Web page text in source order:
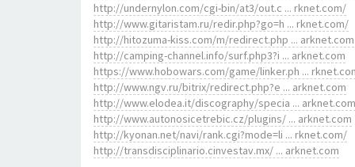
http://undernylon.com/cgi-bin/at3/out.c ... rknet.com/
http://www.gitaristam.ru/redir.php?go=h ... rknet.com/
http://hitozuma-kiss.com/m/redirect.php ... arknet.com
http://camping-channel.info/surf.php3?i ... arknet.com
https://www.hobowars.com/game/linker.ph ...
http://www.ngv.ru/bitrix/redirect.php?e ... arknet.com
http://www.elodea.it/discography/specia ... arknet.com
http://www.autonosicetrebic.cz/plugins/ ... arknet.com
http://kyonan.net/navi/rank.cgi?mode=li ... rknet.com/
http://transdisciplinario.cinvestav.mx/ ... arknet.com